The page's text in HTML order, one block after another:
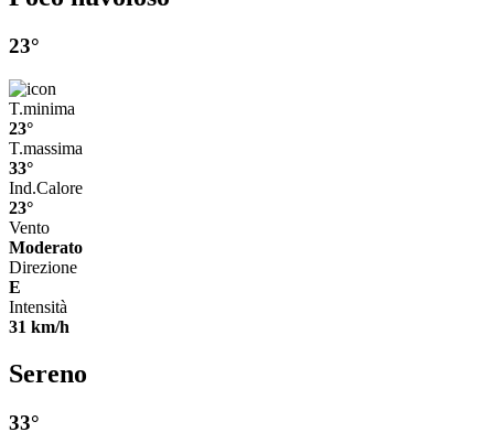
23°
T.minima
23°
T.massima
33°
Ind.Calore
23°
Vento
Moderato
Direzione
E
Intensità
31 km/h
Sereno
33°